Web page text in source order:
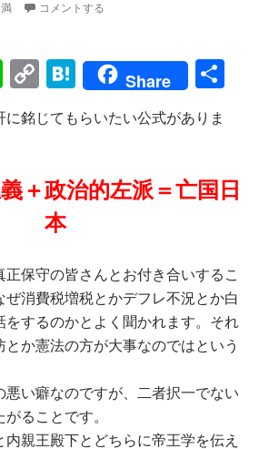
コメントする
Li
n
e
C
o
p
Li
n
H
at
e
a
Share
銘じてもらいたい公式がありま
＋政治的左派＝亡国日
本
保守の皆さんとお付き合いするこ
ぜ消費税増税とかデフレ不況とか白
をするのかとよく聞かれます。それ
とか憲法の方が大事なのではという
悪い癖なのですが、二者択一でない
ることです。
親王殿下とどちらに帝王学を伝え